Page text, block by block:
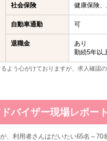
社会保険 健康保険
自動車通勤 可
退職金
あり
勤続5年以
よう心がけておりますが、求人確認
バイザー現場レポート
、利用者さんはだいたい65名～70